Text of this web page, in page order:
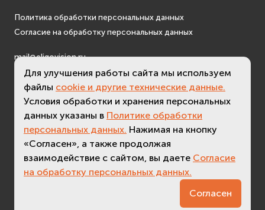
актуальная версия - 3.7)
Политика обработки персональных данных
Согласие на обработку персональных данных
mail@eligovision.ru
+7 (495) 740 08 16
© ООО "ЭлигоВижн", 2005-2026
Для улучшения работы сайта мы используем
файлы cookie и другие технические данные.
Условия обработки и хранения персональных
данных указаны в Политике обработки
персональных данных. Нажимая на кнопку
«Согласен», а также продолжая
взаимодействие с сайтом, вы даете Согласие
на обработку персональных данных.
Согласен